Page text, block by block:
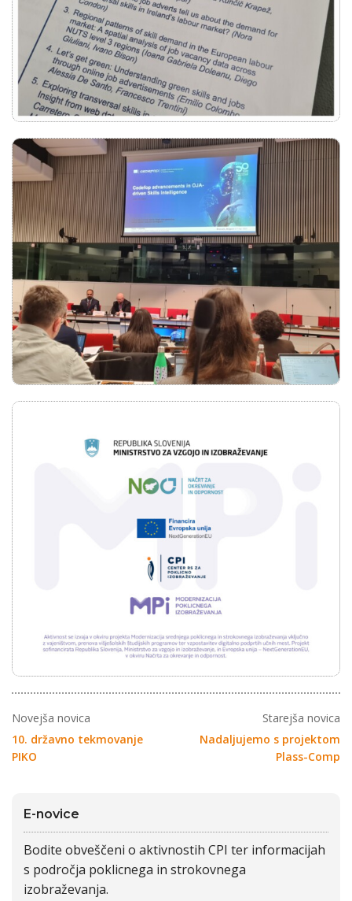
Novejša novica
10. državno tekmovanje
PIKO
Starejša novica
Nadaljujemo s projektom
Plass-Comp
E-novice
Bodite obveščeni o aktivnostih CPI ter informacijah
s področja poklicnega in strokovnega
izobraževanja.